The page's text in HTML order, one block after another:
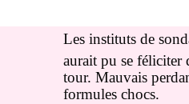
Les instituts de
aurait pu se féliciter
tour. Mauvais
formules chocs.